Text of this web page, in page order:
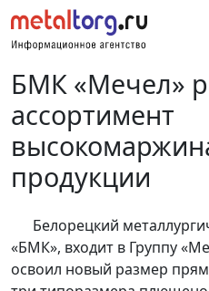
БМК «Мечел»
ассортимент
продукции
Белорецкий
«БМК», входит в Группу
освоил новый размер